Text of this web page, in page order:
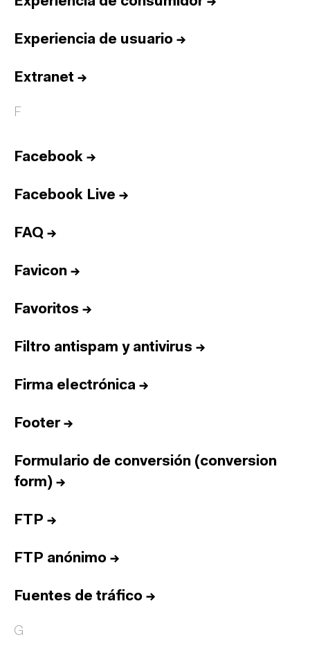
Experiencia de usuario →
Extranet →
F
Facebook →
Facebook Live →
FAQ →
Favicon →
Favoritos →
Filtro antispam y antivirus →
Firma electrónica →
Footer→
Formulario de conversión (conversion
form) →
FTP →
FTP anónimo →
Fuentes de tráfico →
G